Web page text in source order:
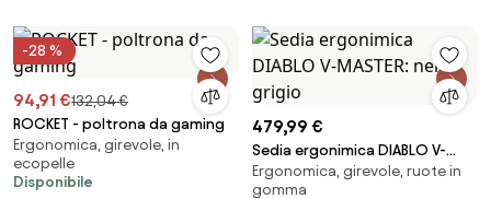
-28 %
94,91 €132,04 €
ROCKET - poltrona da gaming
Ergonomica, girevole, in
ecopelle
Disponibile
479,99 €
Sedia ergonimica DIABLO V-
MASTER: nero-grigio
Ergonomica, girevole, ruote in
gomma